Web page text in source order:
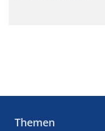
Themen